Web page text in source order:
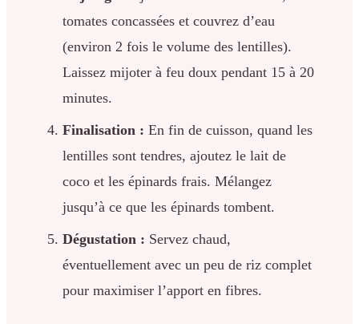
tomates concassées et couvrez d’eau
(environ 2 fois le volume des lentilles).
Laissez mijoter à feu doux pendant 15 à 20
minutes.
Finalisation : En fin de cuisson, quand les
lentilles sont tendres, ajoutez le lait de
coco et les épinards frais. Mélangez
jusqu’à ce que les épinards tombent.
Dégustation : Servez chaud,
éventuellement avec un peu de riz complet
pour maximiser l’apport en fibres.